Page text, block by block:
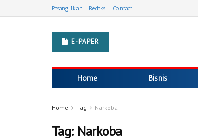
Pasang Iklan Redaksi Contact
E-PAPER
Home Bisnis
Home Tag Narkoba
Tag: Narkoba